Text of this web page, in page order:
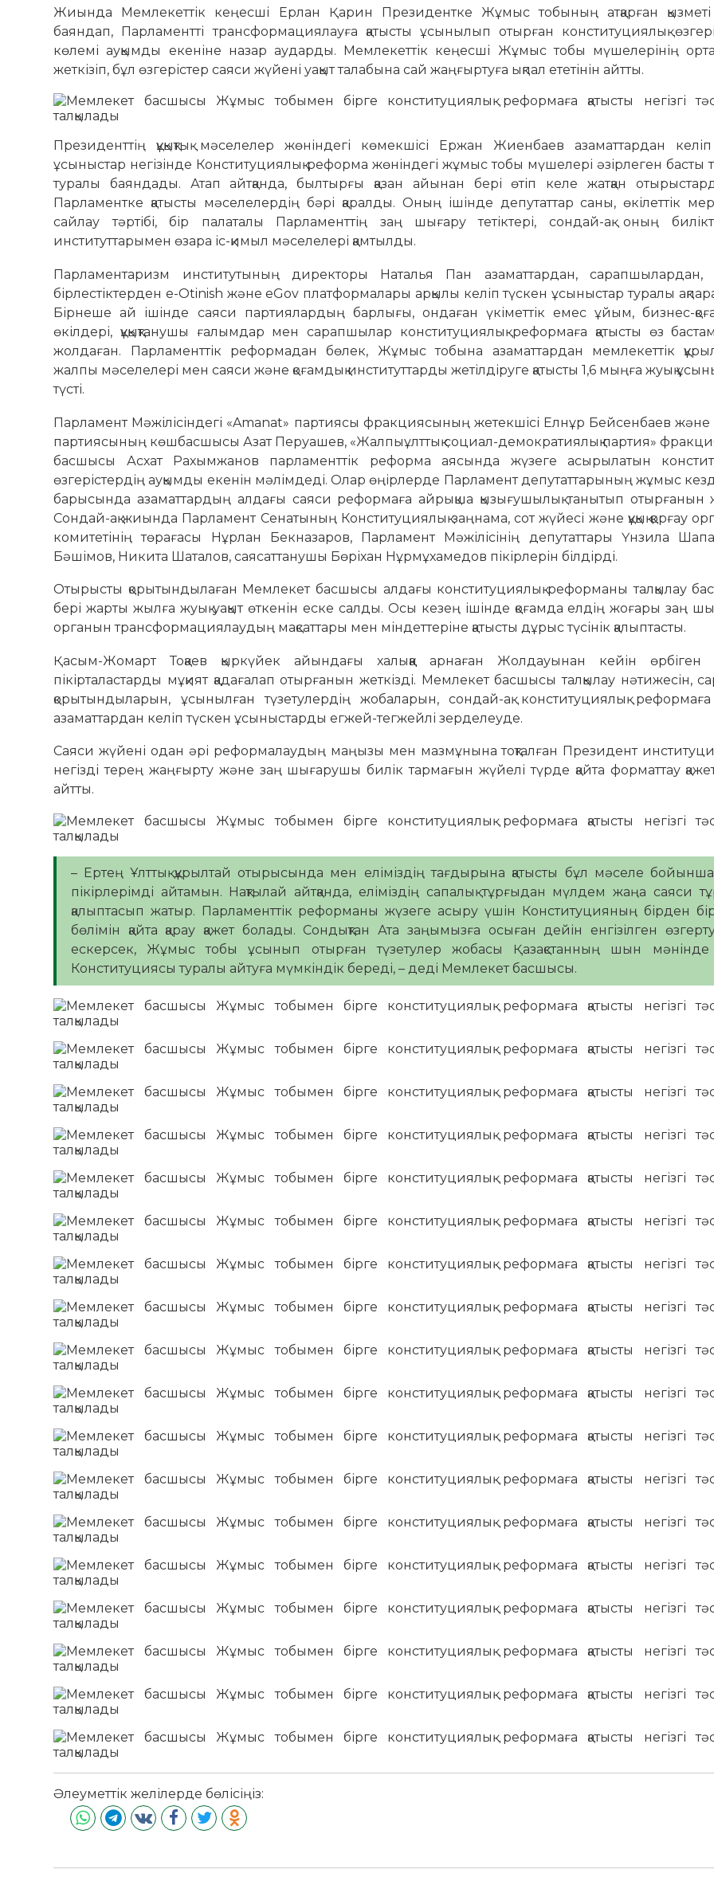
Жиында Мемлекеттік кеңесші Ерлан Қарин Президентке Жұмыс тобының атқарған қызметі
баяндап, Парламентті трансформациялауға қатысты ұсынылып отырған конституциялық
көлемі ауқымды екеніне назар аударды. Мемлекеттік кеңесші Жұмыс тобы мүшелерінің ортақ
жеткізіп, бұл өзгерістер саяси жүйені уақыт талабына сай жаңғыртуға ықпал ететінін айтты.
Президенттің құқықтық мәселелер жөніндегі көмекшісі Ержан Жиенбаев азаматтардан
ұсыныстар негізінде Конституциялық реформа жөніндегі жұмыс тобы мүшелері әзірлеген басты
туралы баяндады. Атап айтқанда, былтырғы қазан айынан бері өтіп келе жатқан
Парламентке қатысты мәселелердің бәрі қаралды. Оның ішінде депутаттар саны, өкілеттік
сайлау тәртібі, бір палаталы Парламенттің заң шығару тетіктері, сондай-ақ оның
институттарымен өзара іс-қимыл мәселелері қамтылды.
Парламентаризм институтының директоры Наталья Пан азаматтардан, сарапшылардан,
бірлестіктерден e-Otinish және eGov платформалары арқылы келіп түскен ұсыныстар туралы
Бірнеше ай ішінде саяси партиялардың барлығы, ондаған үкіметтік емес ұйым, бизнес-
өкілдері, құқықтанушы ғалымдар мен сарапшылар конституциялық реформаға қатысты өз
жолдаған. Парламенттік реформадан бөлек, Жұмыс тобына азаматтардан мемлекеттік
жалпы мәселелері мен саяси және қоғамдық институттарды жетілдіруге қатысты 1,6 мыңға жуық
түсті.
Парламент Мәжілісіндегі «Amanat» партиясы фракциясының жетекшісі Елнұр Бейсенбаев және
партиясының көшбасшысы Азат Перуашев, «Жалпыұлттық социал-демократиялық партия»
басшысы Асхат Рахымжанов парламенттік реформа аясында жүзеге асырылатын
өзгерістердің ауқымды екенін мәлімдеді. Олар өңірлерде Парламент депутаттарының жұмыс
барысында азаматтардың алдағы саяси реформаға айрықша қызығушылық танытып отырғанын
Сондай-ақ жиында Парламент Сенатының Конституциялық заңнама, сот жүйесі және құқық қорғау
комитетінің төрағасы Нұрлан Бекназаров, Парламент Мәжілісінің депутаттары Үнзила
Бәшімов, Никита Шаталов, саясаттанушы Бөріхан Нұрмұхамедов пікірлерін білдірді.
Отырысты қорытындылаған Мемлекет басшысы алдағы конституциялық реформаны талқылау
бері жарты жылға жуық уақыт өткенін еске салды. Осы кезең ішінде қоғамда елдің жоғары заң
органын трансформациялаудың мақсаттары мен міндеттеріне қатысты дұрыс түсінік қалыптасты.
Қасым-Жомарт Тоқаев қыркүйек айындағы халыққа арнаған Жолдауынан кейін өрбіген
пікірталастарды мұқият қадағалап отырғанын жеткізді. Мемлекет басшысы талқылау нәтижесін,
қорытындыларын, ұсынылған түзетулердің жобаларын, сондай-ақ конституциялық реформаға
азаматтардан келіп түскен ұсыныстарды егжей-тегжейлі зерделеуде.
Саяси жүйені одан әрі реформалаудың маңызы мен мазмұнына тоқталған Президент
негізді терең жаңғырту және заң шығарушы билік тармағын жүйелі түрде қайта форматтау
айтты.
– Ертең Ұлттық құрылтай отырысында мен еліміздің тағдырына қатысты бұл мәселе бойынша
пікірлерімді айтамын. Нақтылай айтқанда, еліміздің сапалық тұрғыдан мүлдем жаңа саяси
қалыптасып жатыр. Парламенттік реформаны жүзеге асыру үшін Конституцияның бірден
бөлімін қайта қарау қажет болады. Сондықтан Ата заңымызға осыған дейін енгізілген
ескерсек, Жұмыс тобы ұсынып отырған түзетулер жобасы Қазақстанның шын
Конституциясы туралы айтуға мүмкіндік береді, – деді Мемлекет басшысы.
Әлеуметтік желілерде бөлісіңіз: